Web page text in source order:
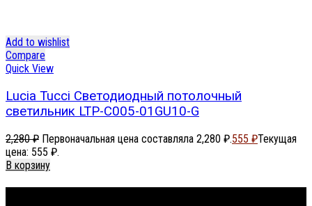
Add to wishlist
Compare
Quick View
Lucia Tucci Светодиодный потолочный
светильник LTP-C005-01GU10-G
2,280₽ Первоначальная цена составляла 2,280 ₽.555 ₽Текущая
цена: 555 ₽.
В корзину